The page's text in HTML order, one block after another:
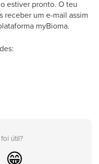
estiver pronto. O teu
receber um e-mail assim
myBioma.
útil?
😁